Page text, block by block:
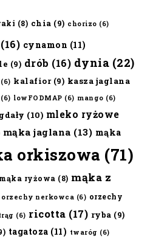
(8) chia (9) chorizo (6)
(16) cynamon (11)
(9) drób (16) dynia (22)
(6) kalafior(9) kasza jaglana
(6) lowFODMAP (6) mango (6)
(10) mleko ryżowe
mąka jaglana (13) mąka
orkiszowa (71)
mąka ryżowa (8) mąka z
orzechy nerkowca (6) orzechy
(6) ricotta (17) ryba (9)
tagatoza (11) twaróg (6)